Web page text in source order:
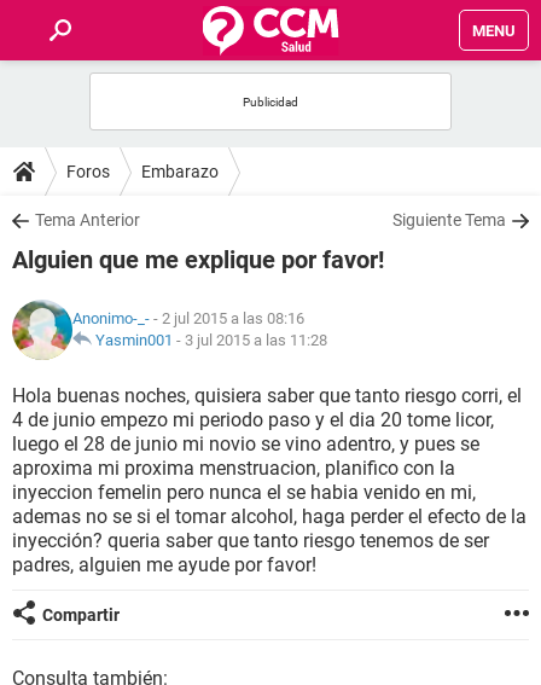
MENU
FOROS
SALUD
FAMILIA
NUTRICIÓN
BIENESTAR
SEXUALIDAD
GLOSARIO
Foros Embarazo
Tema Anterior Siguiente Tema
Alguien que me explique por favor!
Anonimo-_- - 2 jul 2015 a las 08:16
Yasmin001 - 3 jul 2015 a las 11:28
Hola buenas noches, quisiera saber que tanto riesgo corri, el
4 de junio empezo mi periodo paso y el dia 20 tome licor,
luego el 28 de junio mi novio se vino adentro, y pues se
aproxima mi proxima menstruacion, planifico con la
inyeccion femelin pero nunca el se habia venido en mi,
ademas no se si el tomar alcohol, haga perder el efecto de la
inyección? queria saber que tanto riesgo tenemos de ser
padres, alguien me ayude por favor!
Compartir
Consulta también: